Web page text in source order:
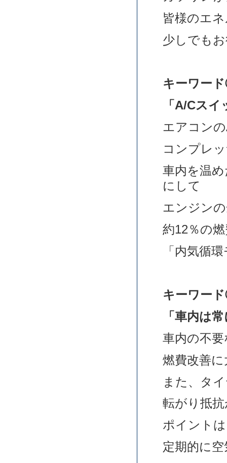
皆様のエ
少しでも
キーワー
「A/Cス
エアコン
コンプレ
車内を温
にして
エンジン
約12％の
「内気循
キーワー
「車内は
車内の不
燃費改善
また、タ
転がり抵
ポイント
定期的に